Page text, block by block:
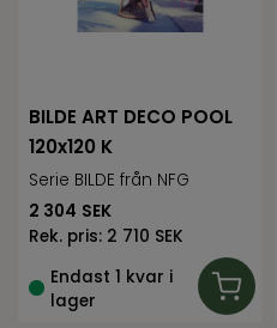
BILDE ART DECO POOL
120x120 K
Serie BILDE från NFG
2 304 SEK
Rek. pris: 2 710 SEK
Endast 1 kvar i
lager